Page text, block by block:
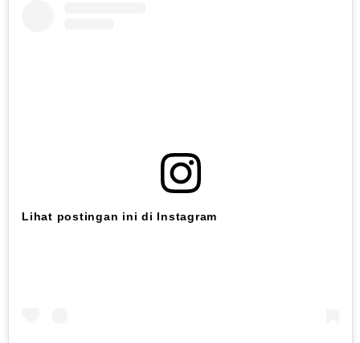
Lihat postingan ini di Instagram